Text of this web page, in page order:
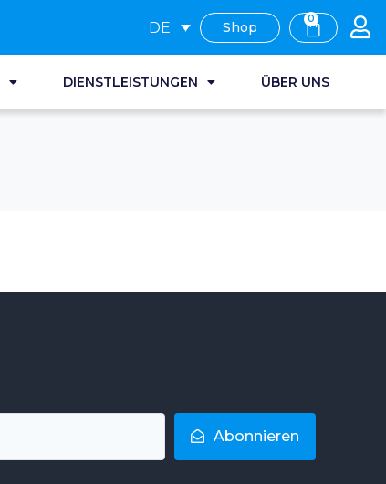
DE Shop
0
DIENSTLEISTUNGEN ÜBER UNS
Abonnieren